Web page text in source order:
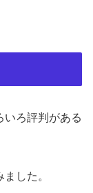
いろ評判がある
した。